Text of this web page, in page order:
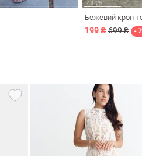
Бежевий кроп-
199 ₴ 699 ₴ -